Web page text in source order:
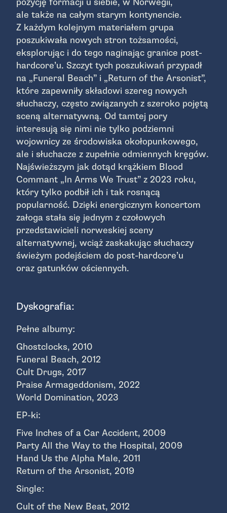
ale także na całym starym kontynencie.
Z każdym kolejnym materiałem grupa
poszukiwała nowych stron tożsamości,
eksplorując i do tego naginając granice post-
hardcore’u. Szczyt tych poszukiwań przypadł
na „Funeral Beach” i „Return of the Arsonist”,
które zapewniły składowi szereg nowych
słuchaczy, często związanych z szeroko pojętą
sceną alternatywną. Od tamtej pory
interesują się nimi nie tylko podziemni
wojownicy ze środowiska okołopunkowego,
ale i słuchacze z zupełnie odmiennych kręgów.
Najświeższym jak dotąd krążkiem Blood
Commant „In Arms We Trust” z 2023 roku,
który tylko podbił ich i tak rosnącą
popularność. Dzięki energicznym koncertom
załoga stała się jednym z czołowych
przedstawicieli norweskiej sceny
alternatywnej, wciąż zaskakując słuchaczy
świeżym podejściem do post-hardcore’u
oraz gatunków ościennych.
Dyskografia:
Pełne albumy:
Ghostclocks, 2010
Funeral Beach, 2012
Cult Drugs, 2017
Praise Armageddonism, 2022
World Domination, 2023
EP-ki:
Five Inches of a Car Accident, 2009
Party All the Way to the Hospital, 2009
Hand Us the Alpha Male, 2011
Return of the Arsonist, 2019
Single:
Cult of the New Beat, 2012